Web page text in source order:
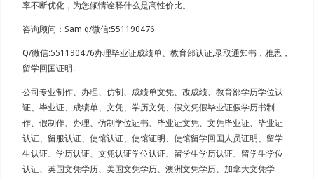
率不断优化，为您倾情诠释什么是高性价比。
咨询顾问：Sam q/微信:551190476
Q/微信:551190476办理毕业证成绩单、教育部认证,录取通知书，雅思，
留学回国证明.
公司专业制作、办理、仿制、成绩单文凭、改成绩、教育部学历学位认
证、毕业证、成绩单、文凭、学历文凭、假文凭假毕业证假学历书制
作、假制作、办理、仿制学位证书、毕业证文凭、文凭毕业证、毕业证
认证、留服认证、使馆认证、使馆证明、使馆留学回国人员证明、留学
生认证、学历认证、文凭认证学位认证、留学生学历认证、留学生学位
认证、英国文凭学历、美国文凭学历、澳洲文凭学历、加拿大文凭学